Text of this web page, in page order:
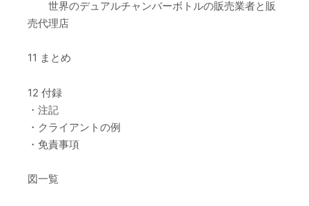
世界のデュアルチャンバーボトルの販売業者と販
売代理店
11 まとめ
12 付録
・注記
・クライアントの例
・免責事項
図一覧